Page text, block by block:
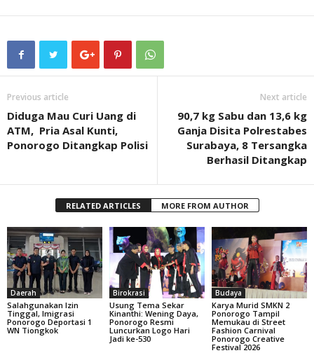
Previous article
Diduga Mau Curi Uang di
ATM, Pria Asal Kunti,
Ponorogo Ditangkap Polisi
Next article
90,7 kg Sabu dan 13,6 kg
Ganja Disita Polrestabes
Surabaya, 8 Tersangka
Berhasil Ditangkap
RELATED ARTICLES MORE FROM AUTHOR
Daerah
Salahgunakan Izin
Tinggal, Imigrasi
Ponorogo Deportasi 1
WN Tiongkok
Birokrasi
Usung Tema Sekar
Kinanthi: Wening Daya,
Ponorogo Resmi
Luncurkan Logo Hari
Jadi ke-530
Budaya
Karya Murid SMKN 2
Ponorogo Tampil
Memukau di Street
Fashion Carnival
Ponorogo Creative
Festival 2026